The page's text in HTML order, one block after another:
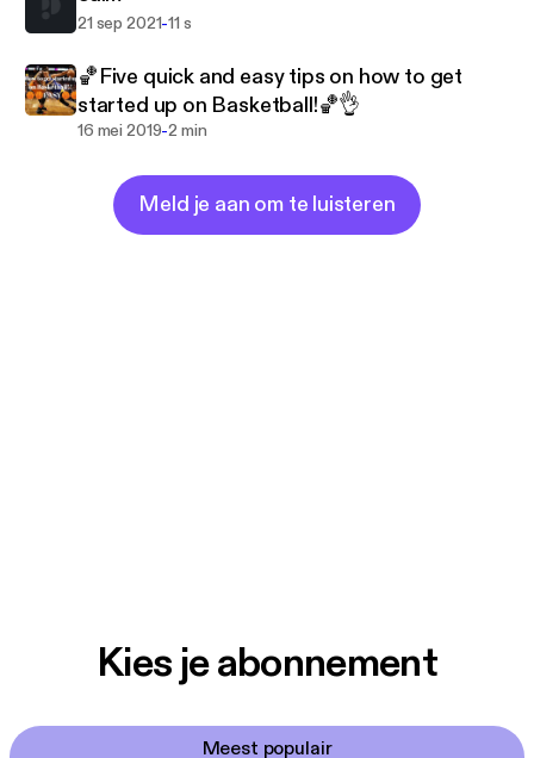
21 sep 2021-11 s
🏀Five quick and easy tips on how to get
started up on Basketball!🏀👌
16 mei 2019-2 min
Meld je aan om te luisteren
Kies je abonnement
Meest populair